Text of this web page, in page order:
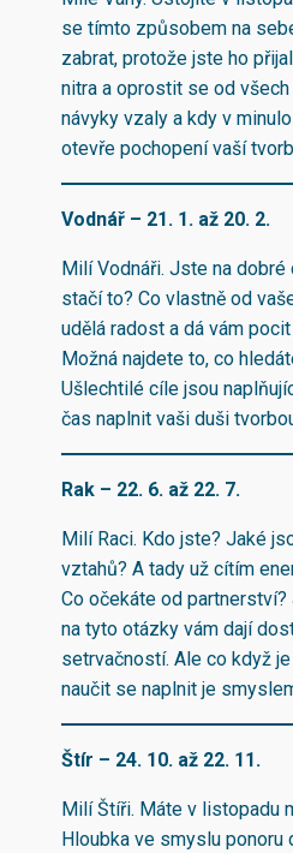
se tímto způsobem na
zabrat, protože jste ho
nitra a oprostit se od
návyky vzaly a kdy v
otevře pochopení vaší
Vodnář – 21. 1. až 20. 2.
Milí Vodnáři. Jste na
stačí to? Co vlastně od
udělá radost a dá vám
Možná najdete to, co
Ušlechtilé cíle jsou
čas naplnit vaši duši
Rak – 22. 6. až 22. 7.
Milí Raci. Kdo jste? Jaké
vztahů? A tady už cítím
Co očekáte od
na tyto otázky vám dají
setrvačností. Ale co když
naučit se naplnit je
Štír – 24. 10. až 22. 11.
Milí Štíři. Máte v listopadu
Hloubka ve smyslu ponoru